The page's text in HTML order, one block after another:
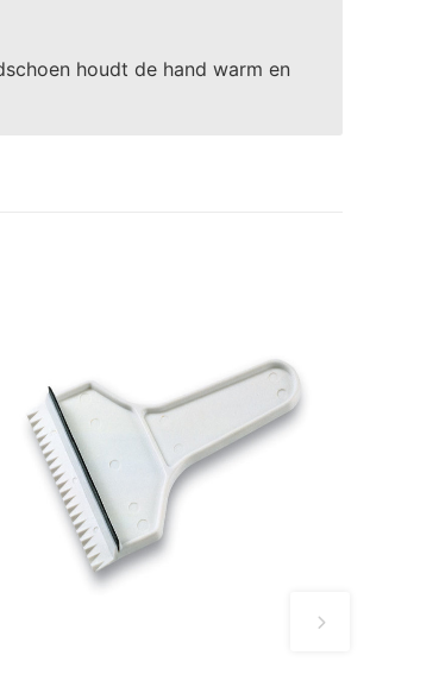
houdt de hand warm en